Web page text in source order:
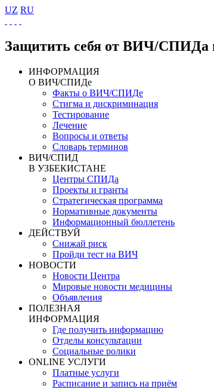
UZ RU
Защитить себя от ВИЧ/СПИДа
ИНФОРМАЦИЯ
О ВИЧ/СПИДе
Факты о ВИЧ/СПИДе
Стигма и дискриминация
Тестирование
Лечение
Вопросы и ответы
Словарь терминов
ВИЧ/СПИД
В УЗБЕКИСТАНЕ
Центры СПИДа
Проекты и гранты
Стратегическая программа
Нормативные документы
Информационный бюллетень
ДЕЙСТВУЙ
Снижай риск
Пройди тест на ВИЧ
НОВОСТИ
Новости Центра
Мировые новости медицины
Объявления
ПОЛЕЗНАЯ
ИНФОРМАЦИЯ
Где получить информацию
Отделы консультации
Социальные ролики
ONLINE УСЛУГИ
Платные услуги
Расписание и запись на приём